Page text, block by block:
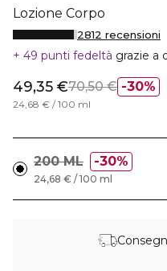
Lozione Corpo
2812 recensioni
49 punti fedeltà grazie a
30%
49,35 €70,50 €
24,68 € / 100 ml
200 ML 30%
24,68 € / 100 ml